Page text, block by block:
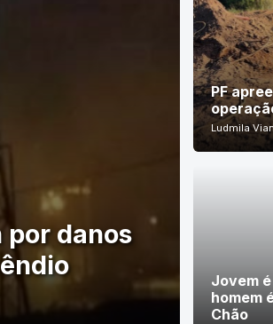
danos
PF
Ludmila
Jovem
homem
Chão